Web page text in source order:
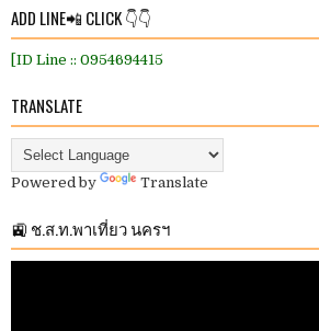
ADD LINE📲 CLICK 👇👇
[ID Line :: 0954694415
TRANSLATE
Powered by Translate
🚉 ช.ส.ท.พาเที่ยว นครฯ